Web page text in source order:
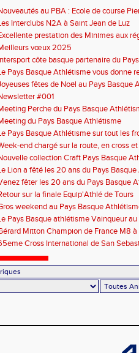
au PBA : Ecole de course
Interclubs N2A à Saint Jean de Luz
prestation des Minimes aux
vœux 2025
côte basque partenaire du
Pays Basque Athlétisme vous donne
fêtes de Noël au Pays Basque
#001
Perche du Pays Basque
du Pays Basque Athlétisme
Pays Basque Athlétisme sur tout les
end chargé sur la route, en cross
collection Craft Pays Basque
Lion a fêté les 20 ans du Pays
fêter les 20 ans du Pays Basque
sur la finale Equip'Athlé de Tours
weekend au Pays Basque
Pays Basque athlétisme Vainqueur au
Mitton Champion de France M8
athlètes du PBA
Cross International de San